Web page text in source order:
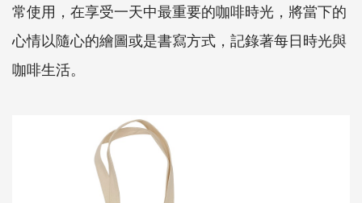
常使用，在享受一天中最重要的咖啡時光，將當下的
心情以隨心的繪圖或是書寫方式，記錄著每日時光與
咖啡生活。